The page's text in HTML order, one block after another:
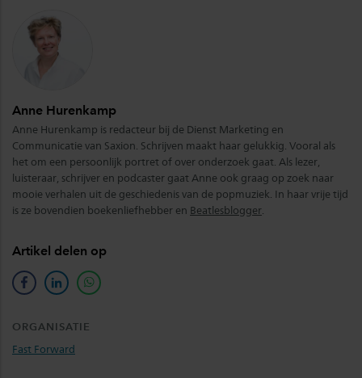
Anne Hurenkamp
Anne Hurenkamp is redacteur bij de Dienst Marketing en
Communicatie van Saxion. Schrijven maakt haar gelukkig. Vooral als
het om een persoonlijk portret of over onderzoek gaat. Als lezer,
luisteraar, schrijver en podcaster gaat Anne ook graag op zoek naar
mooie verhalen uit de geschiedenis van de popmuziek. In haar vrije tijd
is ze bovendien boekenliefhebber en Beatlesblogger
Artikel delen op
facebooklinkedinwhatsapp
ORGANISATIE
Fast Forward